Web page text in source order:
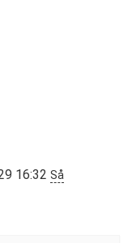
16:32 Så